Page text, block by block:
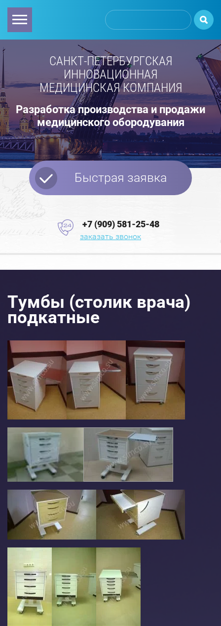
САНКТ-ПЕТЕРБУРГСКАЯ
ИННОВАЦИОННАЯ
МЕДИЦИНСКАЯ КОМПАНИЯ
Разработка производства и продажи
медицинского обородувания
Быстрая заявка
+7 (909) 581-25-48
заказать звонок
Тумбы (столик врача)
подкатные